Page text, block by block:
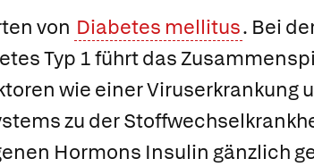
von Diabetes mellitus. Bei
Typ 1 führt das
wie einer Viruserkrankung
zu der
Hormons Insulin gänzlich